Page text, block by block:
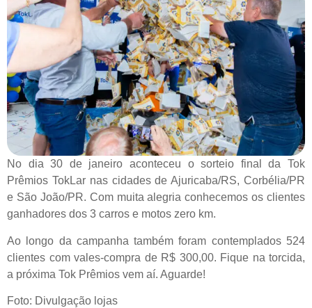
No dia 30 de janeiro aconteceu o sorteio final da Tok
Prêmios TokLar nas cidades de Ajuricaba/RS, Corbélia/PR
e São João/PR. Com muita alegria conhecemos os clientes
ganhadores dos 3 carros e motos zero km.
Ao longo da campanha também foram contemplados 524
clientes com vales-compra de R$ 300,00. Fique na torcida,
a próxima Tok Prêmios vem aí. Aguarde!
Foto: Divulgação lojas